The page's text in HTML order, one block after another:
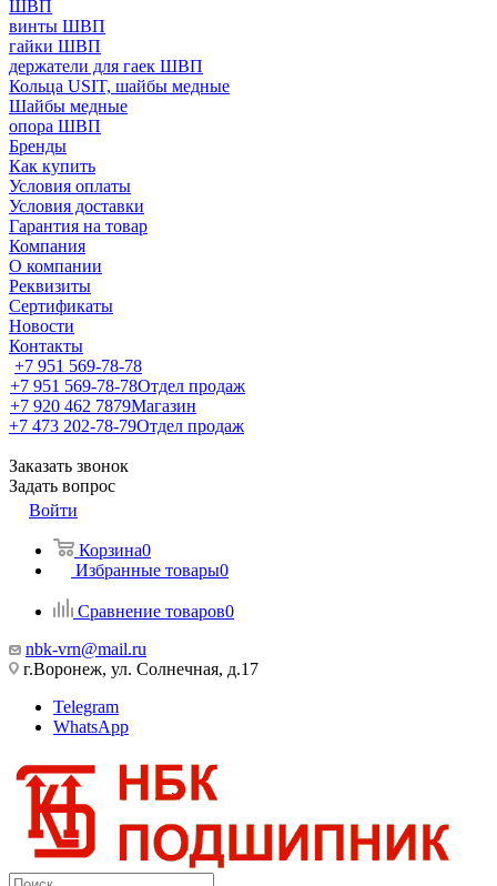
ШВП
винты ШВП
гайки ШВП
держатели для гаек ШВП
Кольца USIT, шайбы медные
Шайбы медные
опора ШВП
Бренды
Как купить
Условия оплаты
Условия доставки
Гарантия на товар
Компания
О компании
Реквизиты
Сертификаты
Новости
Контакты
+7 951 569-78-78
+7 951 569-78-78Отдел продаж
+7 920 462 7879Магазин
+7 473 202-78-79Отдел продаж
Заказать звонок
Задать вопрос
Войти
Корзина0
Избранные товары0
Сравнение товаров0
nbk-vrn@mail.ru
г.Воронеж, ул. Солнечная, д.17
Telegram
WhatsApp